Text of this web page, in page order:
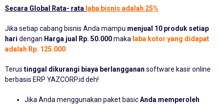
Secara Global Rata- rata laba bisnis adalah 25%
Jika setiap cabang bisnis Anda mampu menjual 10 produk setiap
hari dengan Harga jual Rp. 50.000maka laba kotor yang didapat
adalah Rp. 125.000
Terus tinggal dikurangi biaya berlangganan software kasir online
berbasis ERP YAZCORP.id deh!
Jika Anda menggunakan paket basicAnda memperoleh